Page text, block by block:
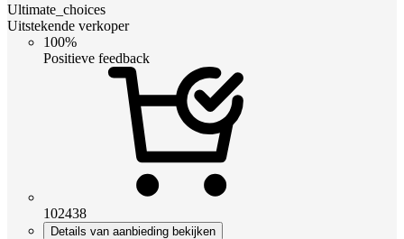
Ultimate_choices
Uitstekende verkoper
100%
Positieve feedback
102438
Details van aanbieding bekijken